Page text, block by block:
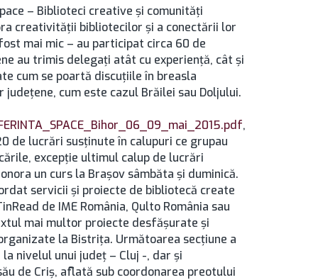
– Biblioteci creative și comunități
creativității bibliotecilor și a conectării lor
mai mic – au participat circa 60 de
au trimis delegați atât cu experiență, cât și
cum se poartă discuțiile în breasla
cum este cazul Brăilei sau Doljului.
,
de lucrări susținute în calupuri ce grupau
excepție ultimul calup de lucrări
un curs la Brașov sâmbăta și duminică.
servicii și proiecte de bibliotecă create
de IME România, Qulto România sau
mai multor proiecte desfășurate și
la Bistrița. Următoarea secțiune a
nivelul unui județ – Cluj -, dar și
de Criș, aflată sub coordonarea preotului